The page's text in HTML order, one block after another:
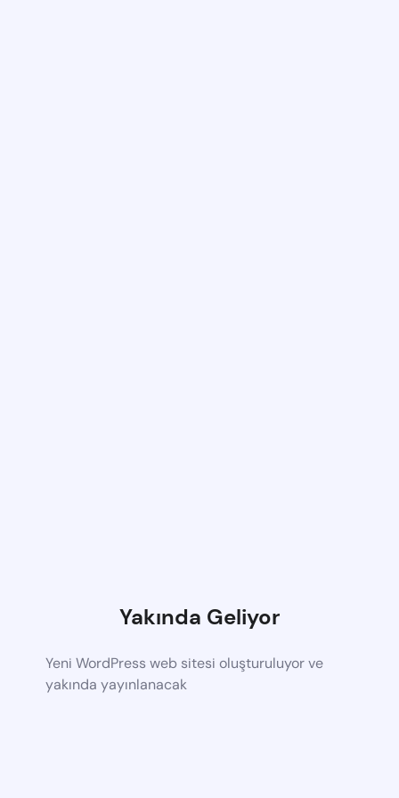
Yakında Geliyor
Yeni WordPress web sitesi oluşturuluyor ve
yakında yayınlanacak